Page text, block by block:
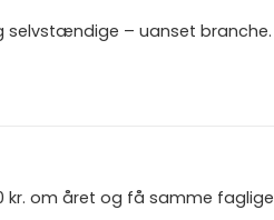
selvstændige – uanset branche.
kr. om året og få samme faglige